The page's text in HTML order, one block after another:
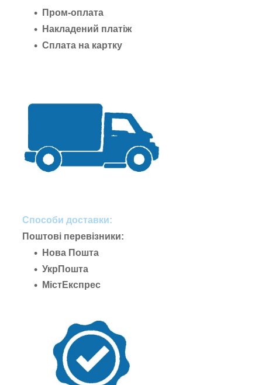
Пром-оплата
Накладений платіж
Сплата на картку
Способи доставки:
Поштові перевізники:
Нова Пошта
УкрПошта
МістЕкспрес